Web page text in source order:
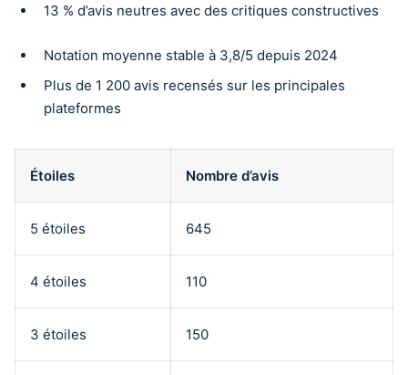
13 % d’avis neutres avec des critiques constructives
Notation moyenne stable à 3,8/5 depuis 2024
Plus de 1 200 avis recensés sur les principales
plateformes
Étoiles Nombre d’avis
5 étoiles 645
4 étoiles 110
3 étoiles 150